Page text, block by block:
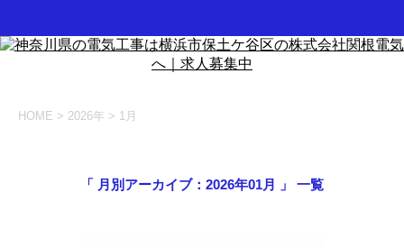
HOME > 2026年 > 1月
「 月別アーカイブ：2026年01月 」 一覧